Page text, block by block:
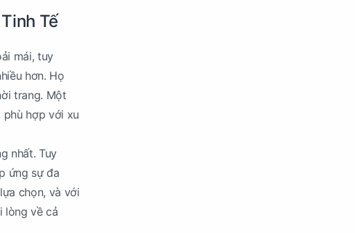
Tế
mái, tuy
hơn. Họ
trang. Một
hợp với xu
nhất. Tuy
ứng sự đa
chọn, và với
lòng về cả